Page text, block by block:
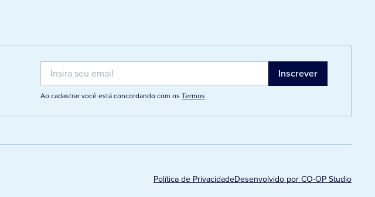
Ao cadastrar você está concordando com osTermos
Política de PrivacidadeDesenvolvido por CO-OP Studio